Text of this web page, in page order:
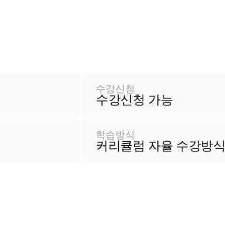
수강신청
수강신청 가능
학습방식
커리큘럼 자율 수강방식